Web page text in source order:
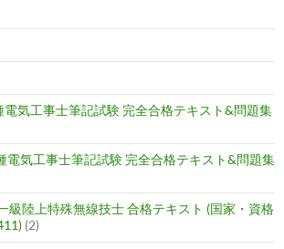
電気工事士筆記試験 完全合格テキスト&問題集
電気工事士筆記試験 完全合格テキスト&問題集
級陸上特殊無線技士 合格テキスト (国家・資格
(2)